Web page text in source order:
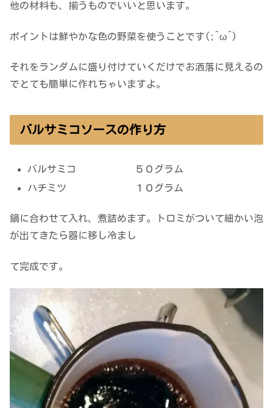
他の材料も、揃うものでいいと思います。
ポイントは鮮やかな色の野菜を使うことです(;^ω^)
それをランダムに盛り付けていくだけでお洒落に見えるの
でとても簡単に作れちゃいますよ。
バルサミコソースの作り方
バルサミコ ５０グラム
ハチミツ １０グラム
鍋に合わせて入れ、煮詰めます。トロミがついて細かい泡
が出てきたら器に移し冷まし
て完成です。